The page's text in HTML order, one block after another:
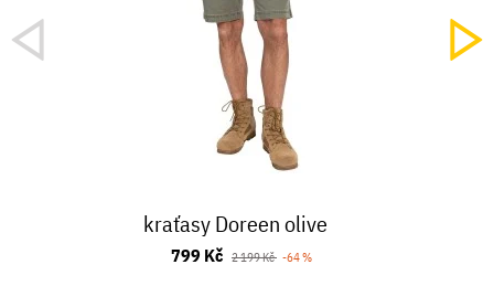
kraťasy Doreen olive
799 Kč 2 199 Kč -64 %